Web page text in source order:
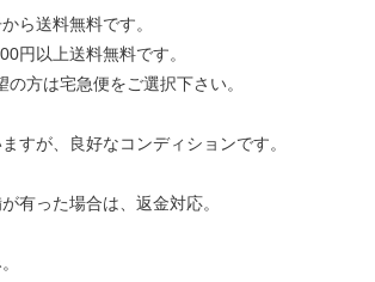
ら送料無料です。
円以上送料無料です。
方は宅急便をご選択下さい。
すが、良好なコンディションです。
有った場合は、返金対応。